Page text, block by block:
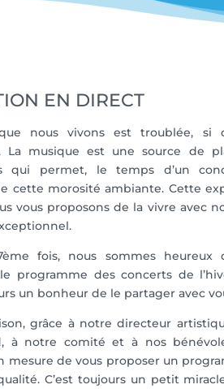
EN DIRECT
que nous vivons est troublée, si
La musique est une source de
qui permet, le temps d’un
cette morosité ambiante. Cette
vous proposons de la vivre avec
fois, nous sommes heureux
programme des concerts de
un bonheur de le partager avec
grâce à notre directeur
à notre comité et à nos
mesure de vous proposer un
C’est toujours un petit